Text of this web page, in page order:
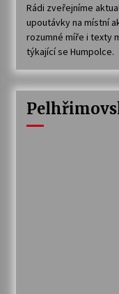
Rádi zveřejníme
upoutávky na místní
rozumné míře i texty
týkající se Humpolce.